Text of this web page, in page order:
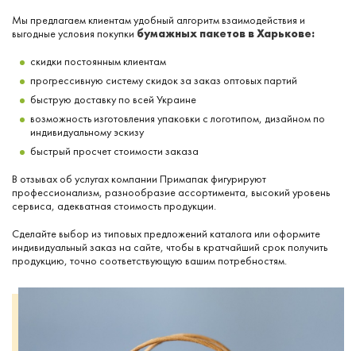
Мы предлагаем клиентам удобный алгоритм взаимодействия и
выгодные условия покупки бумажных пакетов в Харькове:
скидки постоянным клиентам
прогрессивную систему скидок за заказ оптовых партий
быструю доставку по всей Украине
возможность изготовления упаковки с логотипом, дизайном по
индивидуальному эскизу
быстрый просчет стоимости заказа
В отзывах об услугах компании Примапак фигурируют
профессионализм, разнообразие ассортимента, высокий уровень
сервиса, адекватная стоимость продукции.
Сделайте выбор из типовых предложений каталога или оформите
индивидуальный заказ на сайте, чтобы в кратчайший срок получить
продукцию, точно соответствующую вашим потребностям.